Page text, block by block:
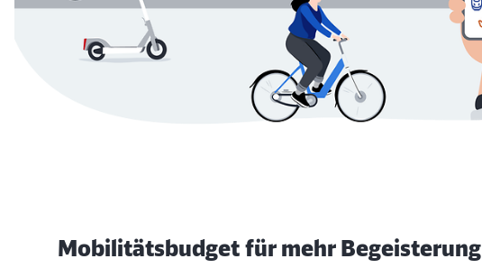
Mobilitätsbudget für mehr Begeisterung